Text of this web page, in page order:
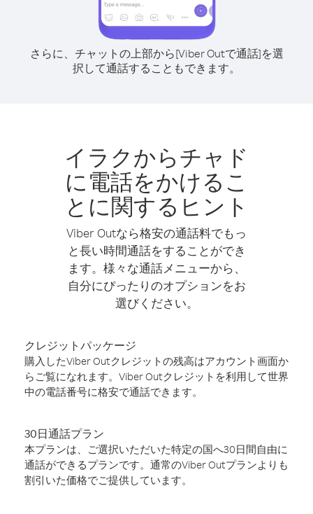
さらに、チャットの上部から[Viber Outで通話]を選
択して通話することもできます。
イラクからチャド
に電話をかけるこ
とに関するヒント
Viber Outなら格安の通話料でもっ
と長い時間通話をすることができ
ます。様々な通話メニューから、
自分にぴったりのオプションをお
選びください。
クレジットパッケージ
購入したViber Outクレジットの残高はアカウント画面か
らご覧になれます。Viber Outクレジットを利用して世界
中の電話番号に格安で通話できます。
30日通話プラン
本プランは、ご選択いただいた特定の国へ30日間自由に
通話ができるプランです。通常のViber Outプランよりも
割引いた価格でご提供しています。